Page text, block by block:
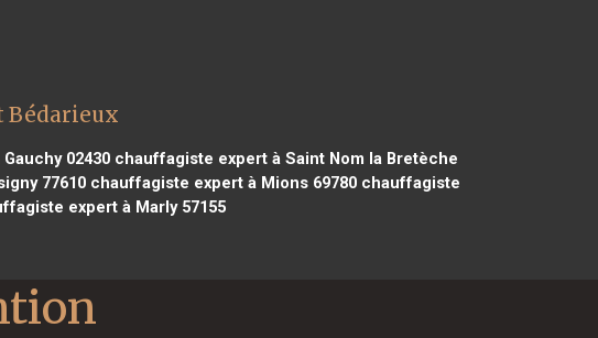
Bédarieux
02430 chauffagiste expert à Saint Nom la Bretèche
77610 chauffagiste expert à Mions 69780 chauffagiste
expert à Marly 57155